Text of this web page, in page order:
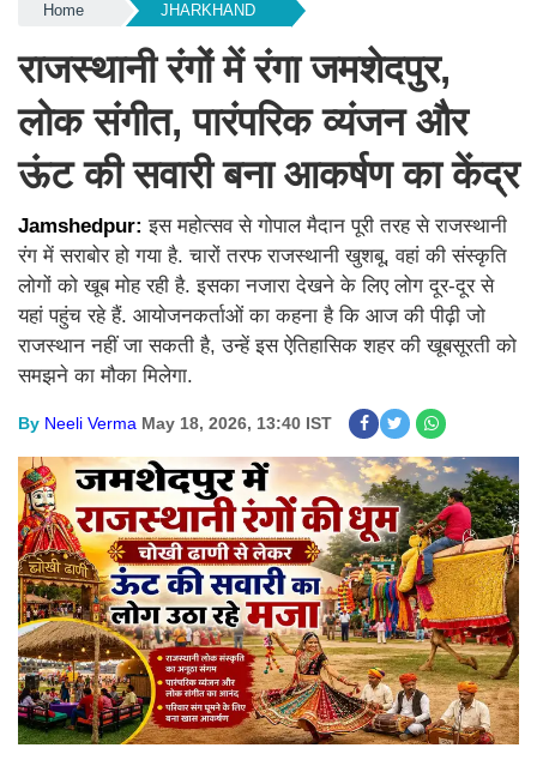
Home JHARKHAND
राजस्थानी रंगों में रंगा जमशेदपुर,
लोक संगीत, पारंपरिक व्यंजन और
ऊंट की सवारी बना आकर्षण का केंद्र
Jamshedpur:इस महोत्सव से गोपाल मैदान पूरी तरह से राजस्थानी
रंग में सराबोर हो गया है. चारों तरफ राजस्थानी खुशबू, वहां की संस्कृति
लोगों को खूब मोह रही है. इसका नजारा देखने के लिए लोग दूर-दूर से
यहां पहुंच रहे हैं. आयोजनकर्ताओं का कहना है कि आज की पीढ़ी जो
राजस्थान नहीं जा सकती है, उन्हें इस ऐतिहासिक शहर की खूबसूरती को
समझने का मौका मिलेगा.
By Neeli Verma May 18, 2026, 13:40 IST